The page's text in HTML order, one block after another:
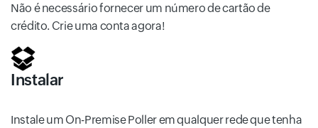
Não é necessário fornecer um número de cartão de
crédito. Crie uma conta agora!
Instalar
Instale um On-Premise Poller em qualquer rede que tenha